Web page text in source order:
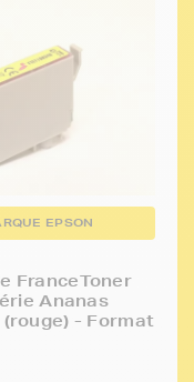
EPSON
FranceToner
Ananas
(rouge) - Format